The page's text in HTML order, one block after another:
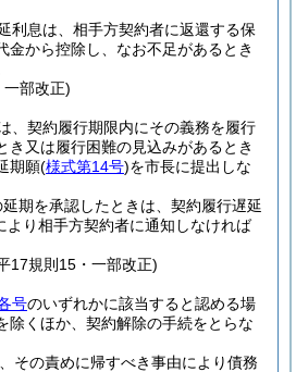
利息は、相手方契約者に返還する保
金から控除し、なお不足があるとき
部改正)
、契約履行期限内にその義務を履行
き又は履行困難の見込みがあるとき
期願(様式第14号)を市長に提出しな
期を承認したときは、契約履行遅延
より相手方契約者に通知しなければ
17規則15・一部改正)
号のいずれかに該当すると認める場
除くほか、契約解除の手続をとらな
その責めに帰すべき事由により債務